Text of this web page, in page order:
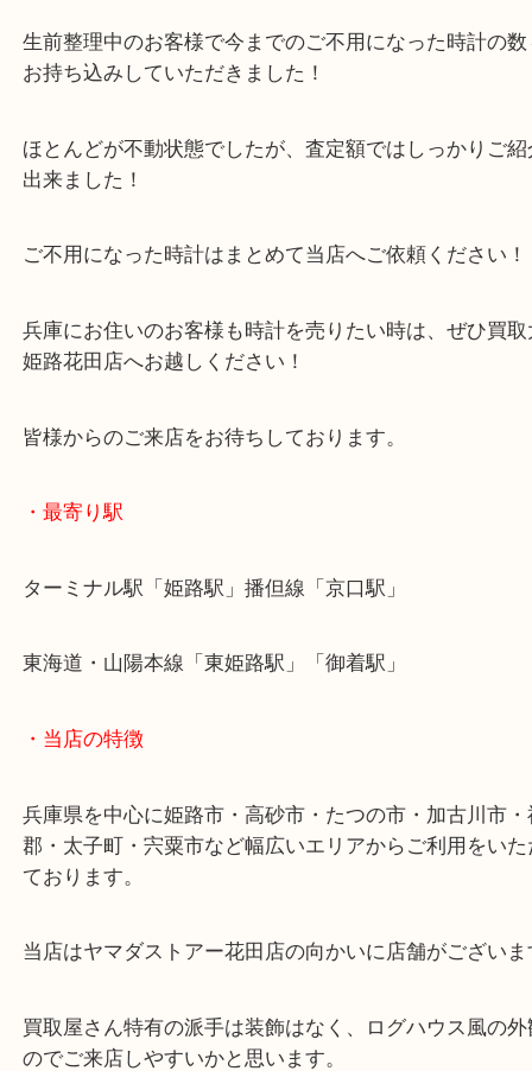
兵庫のお客様より時計をお買取させていただきまし
お写真のように大量なご依頼でした！
生前整理中のお客様で今までのご不用になった時計
出来ました！
ご不用になった時計はまとめて当店へご依頼くださ
姫路花田店へお越しください！
皆様からのご来店をお待ちしております。